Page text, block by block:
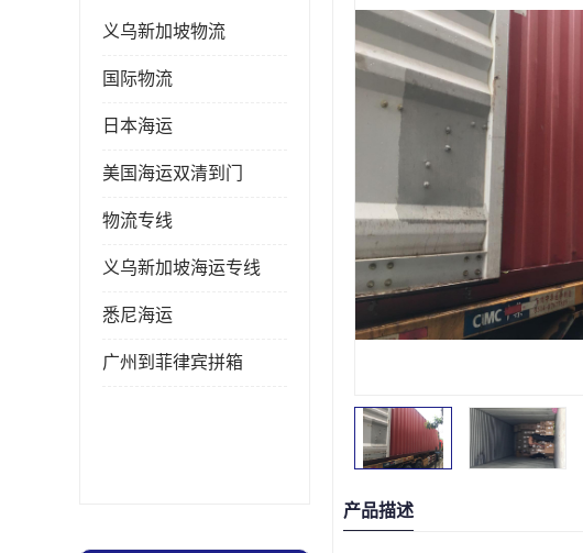
义乌新加坡物流
国际物流
日本海运
美国海运双清到门
物流专线
义乌新加坡海运专线
悉尼海运
广州到菲律宾拼箱
产品描述